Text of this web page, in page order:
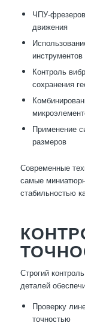
ЧПУ-
движения
инструментов
Контроль
сохранения
Применение
размеров
Современные
самые
стабильностью
Строгий
деталей
Проверку
точностью